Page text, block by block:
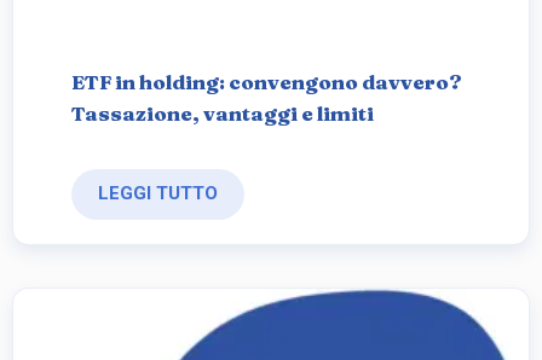
ETF in holding: convengono davvero?
Tassazione, vantaggi e limiti
LEGGI TUTTO